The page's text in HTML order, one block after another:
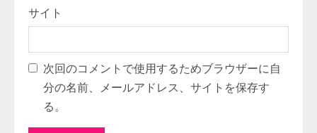
サイト
次回のコメントで使用するためブラウザーに自
分の名前、メールアドレス、サイトを保存す
る。